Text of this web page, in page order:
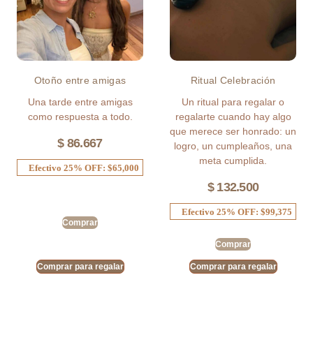
Otoño entre amigas
Una tarde entre amigas
como respuesta a todo.
$86.667
Efectivo 25% OFF: $65,000
Comprar
Comprar para regalar
Ritual Celebración
Un ritual para regalar o
regalarte cuando hay algo
que merece ser honrado: un
logro, un cumpleaños, una
meta cumplida.
$132.500
Efectivo 25% OFF: $99,375
Comprar
Comprar para regalar